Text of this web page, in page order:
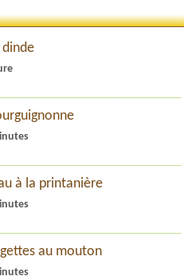
à la printanière
au mouton